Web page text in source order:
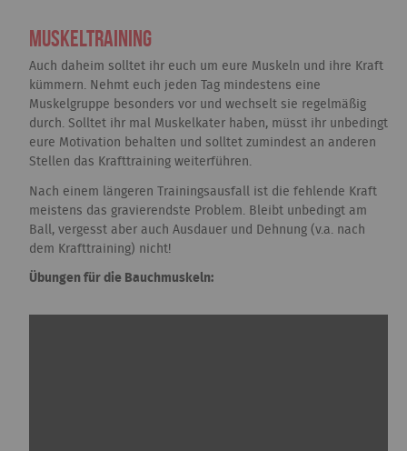
Muskeltraining
Auch daheim solltet ihr euch um eure Muskeln und ihre Kraft
kümmern. Nehmt euch jeden Tag mindestens eine
Muskelgruppe besonders vor und wechselt sie regelmäßig
durch. Solltet ihr mal Muskelkater haben, müsst ihr unbedingt
eure Motivation behalten und solltet zumindest an anderen
Stellen das Krafttraining weiterführen.
Nach einem längeren Trainingsausfall ist die fehlende Kraft
meistens das gravierendste Problem. Bleibt unbedingt am
Ball, vergesst aber auch Ausdauer und Dehnung (v.a. nach
dem Krafttraining) nicht!
Übungen für die Bauchmuskeln: